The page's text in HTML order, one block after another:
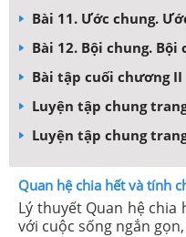
Bài 11. Ước chung.
Bài 12. Bội chung.
Bài tập cuối chương II
Luyện tập chung
Luyện tập chung
Quan hệ chia hết và tính
Lý thuyết Quan hệ chia
với cuộc sống ngắn